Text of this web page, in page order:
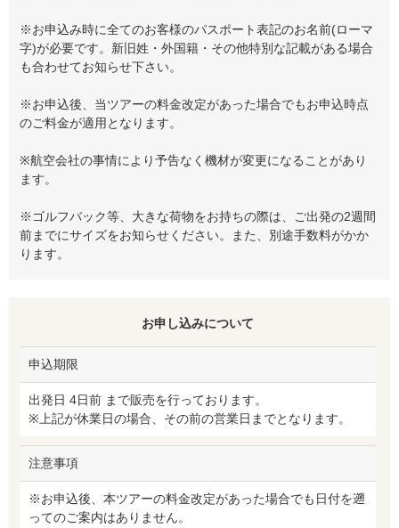
※お申込み時に全てのお客様のパスポート表記のお名前(ローマ
字)が必要です。新旧姓・外国籍・その他特別な記載がある場合
も合わせてお知らせ下さい。
※お申込後、当ツアーの料金改定があった場合でもお申込時点
のご料金が適用となります。
※航空会社の事情により予告なく機材が変更になることがあり
ます。
※ゴルフバック等、大きな荷物をお持ちの際は、ご出発の2週間
前までにサイズをお知らせください。また、別途手数料がかか
ります。
お申し込みについて
申込期限
出発日 4日前 まで販売を行っております。
※上記が休業日の場合、その前の営業日までとなります。
注意事項
※お申込後、本ツアーの料金改定があった場合でも日付を遡
ってのご案内はありません。